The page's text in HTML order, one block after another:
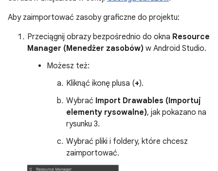
Aby zaimportować zasoby graficzne do projektu:
Przeciągnij obrazy bezpośrednio do okna Resource
Manager (Menedżer zasobów) w Android Studio.
Możesz też:
Kliknąć ikonę plusa (+).
Wybrać Import Drawables (Importuj
elementy rysowalne), jak pokazano na
rysunku 3.
Wybrać pliki i foldery, które chcesz
zaimportować.